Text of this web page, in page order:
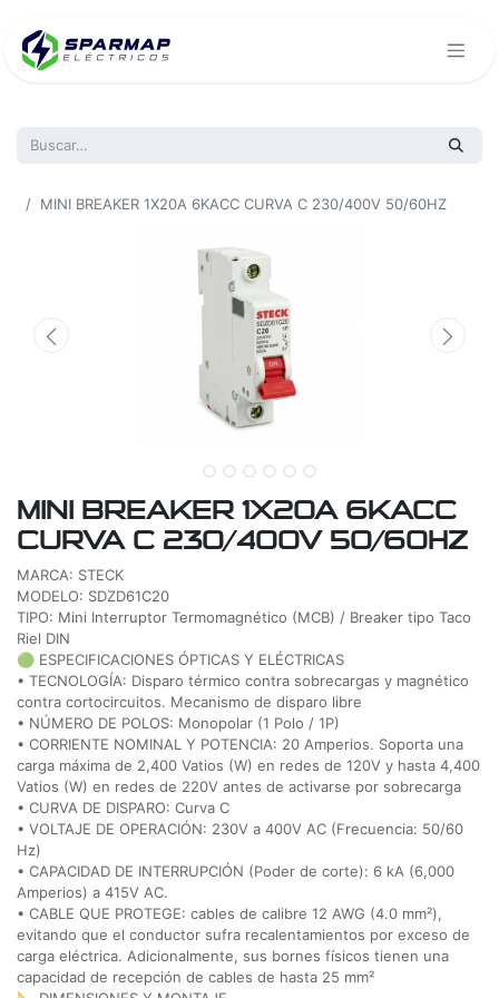
MINI BREAKER 1X20A 6KACC CURVA C 230/400V 50/60HZ
MINI BREAKER 1X20A 6KACC
CURVA C 230/400V 50/60HZ
MARCA: STECK
MODELO: SDZD61C20
TIPO: Mini Interruptor Termomagnético (MCB) / Breaker tipo Taco
Riel DIN
🟢 ESPECIFICACIONES ÓPTICAS Y ELÉCTRICAS
• TECNOLOGÍA: Disparo térmico contra sobrecargas y magnético
contra cortocircuitos. Mecanismo de disparo libre
• NÚMERO DE POLOS: Monopolar (1 Polo / 1P)
• CORRIENTE NOMINAL Y POTENCIA: 20 Amperios. Soporta una
carga máxima de 2,400 Vatios (W) en redes de 120V y hasta 4,400
Vatios (W) en redes de 220V antes de activarse por sobrecarga
• CURVA DE DISPARO: Curva C
• VOLTAJE DE OPERACIÓN: 230V a 400V AC (Frecuencia: 50/60
Hz)
• CAPACIDAD DE INTERRUPCIÓN (Poder de corte): 6 kA (6,000
Amperios) a 415V AC.
• CABLE QUE PROTEGE: cables de calibre 12 AWG (4.0 mm²),
evitando que el conductor sufra recalentamientos por exceso de
carga eléctrica. Adicionalmente, sus bornes físicos tienen una
capacidad de recepción de cables de hasta 25 mm²